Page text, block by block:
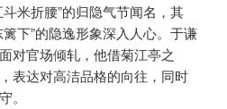
米折腰”的归隐气节闻名，其
篱下”的隐逸形象深入人心。于谦
对官场倾轧，他借菊江亭之
表达对高洁品格的向往，同时
。